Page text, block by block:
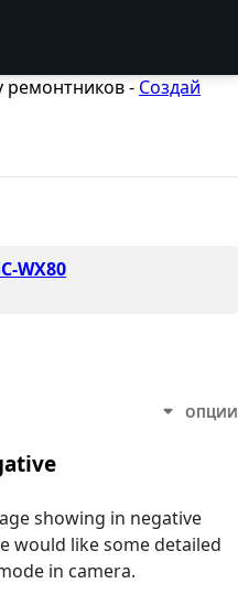
ремонтников - Создай
WX80
ОПЦИИ
showing in negative
would like some detailed
in camera.